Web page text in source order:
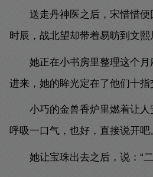
送走丹神医之后，宋惜惜
时辰，战北望却带着易昉到文熙
她正在小书房里整理这个
进来，她的眸光定在了他们十指
小巧的金兽香炉里燃着让
呼吸一口气，也好，直接说开吧
她让宝珠出去之后，说：“